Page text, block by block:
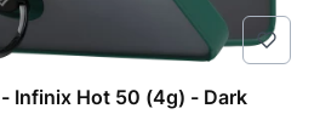
Infinix Hot 50 (4g) - Dark